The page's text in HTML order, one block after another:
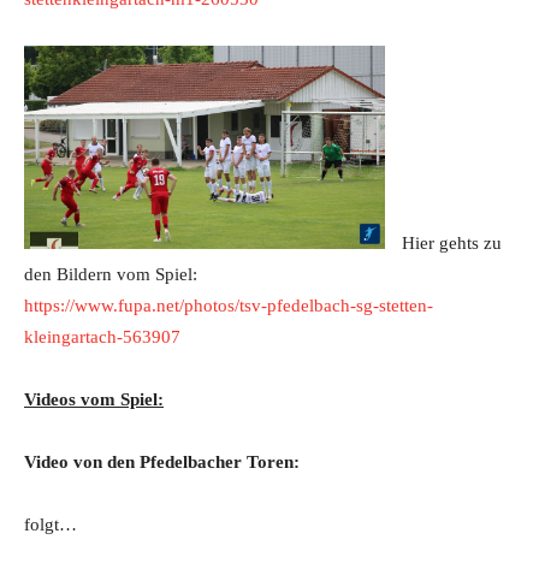
Hier gehts zu
den Bildern vom Spiel:
https://www.fupa.net/photos/tsv-pfedelbach-sg-stetten-
kleingartach-563907
Videos vom Spiel:
Video von den Pfedelbacher Toren:
folgt…